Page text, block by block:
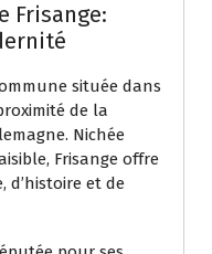
Frisange:
située dans
de la
Nichée
Frisange offre
et de